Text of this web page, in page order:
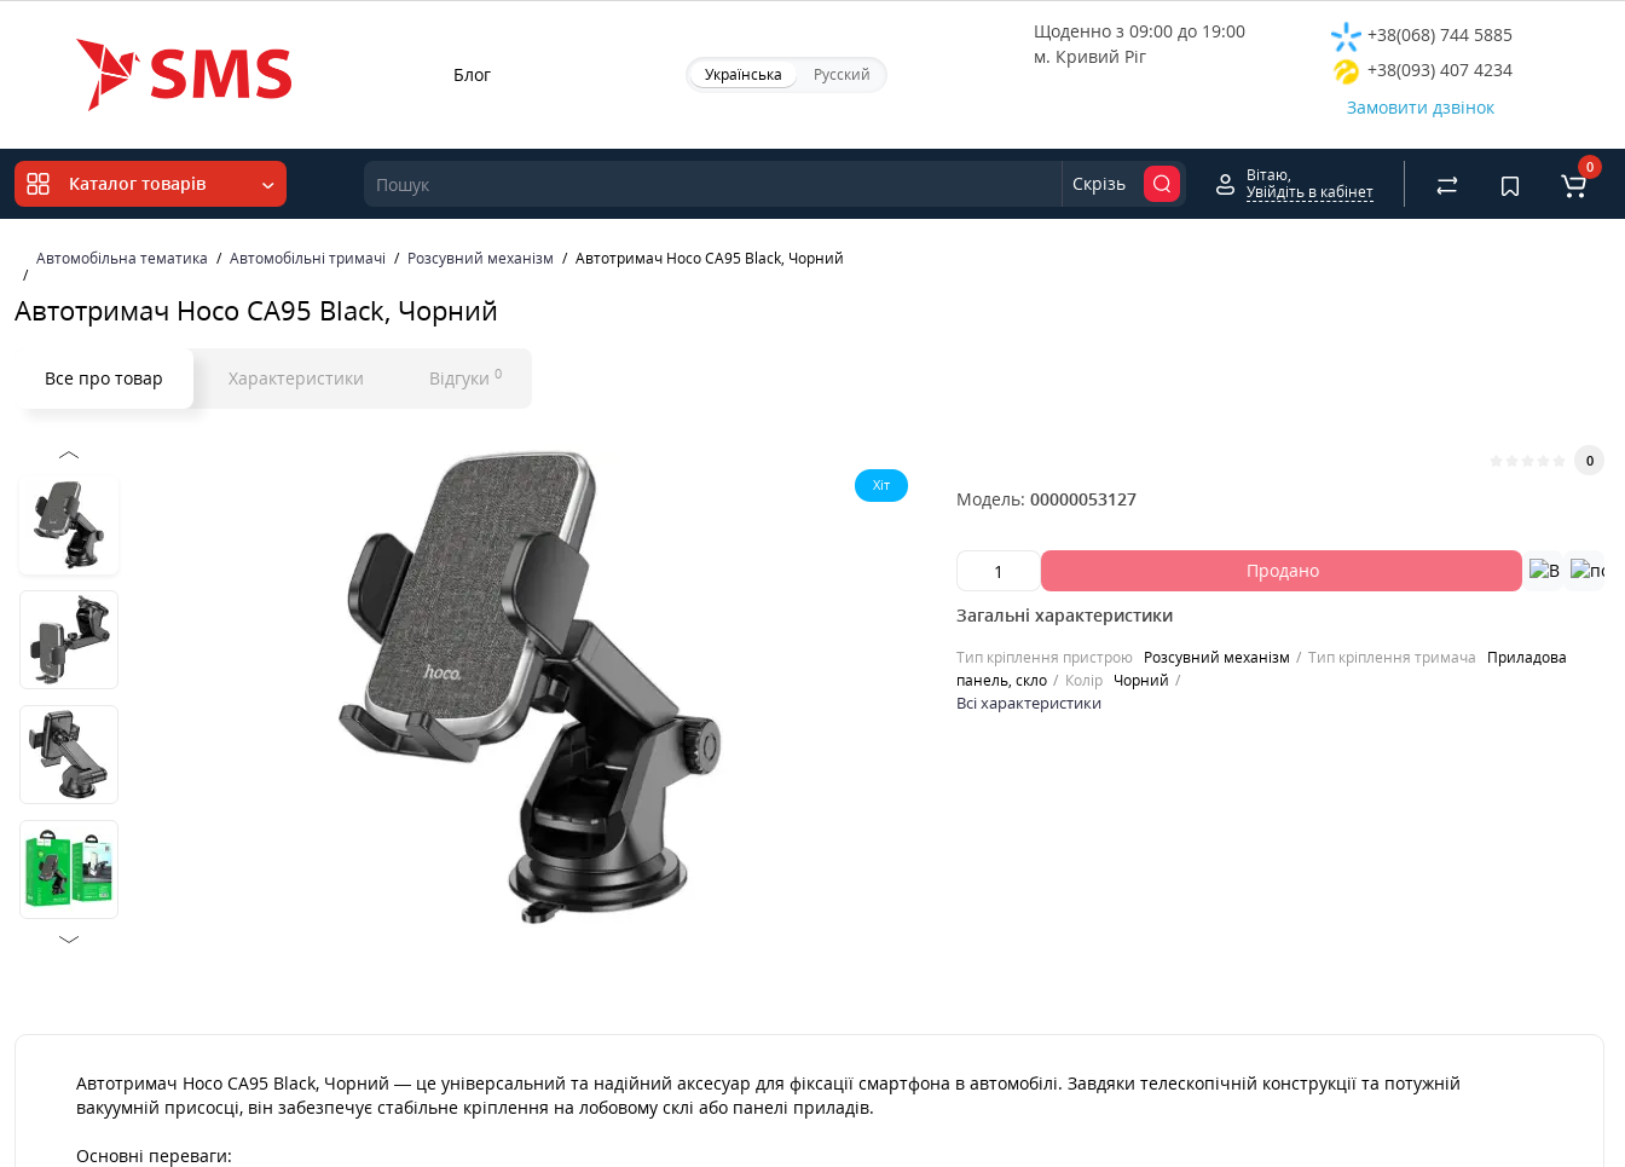
Блог Українська Русский
Щоденно з 09:00 до 19:00
м. Кривий Ріг
+38(068) 744 5885
+38(093) 407 4234
Замовити дзвінок
Каталог товарів Скрізь
Вітаю,
Увійдіть в кабінет
0
Автомобільна тематика Автомобільні тримачі Розсувний механізм Автотримач Hoco CA95 Black, Чорний
Автотримач Hoco CA95 Black, Чорний
Все про товар Характеристики Відгуки 0
Хіт
0
Модель: 00000053127
Продано
Загальні характеристики
Тип кріплення пристрою Розсувний механізм Тип кріплення тримача
Приладова
панель, скло
Колір Чорний
Всі характеристики
Автотримач Hoco CA95 Black, Чорний — це універсальний та надійний аксесуар для фіксації смартфона в автомобілі. Завдяки телескопічній конструкції та потужній
вакуумній присосці, він забезпечує стабільне кріплення на лобовому склі або панелі приладів.
Основні переваги: